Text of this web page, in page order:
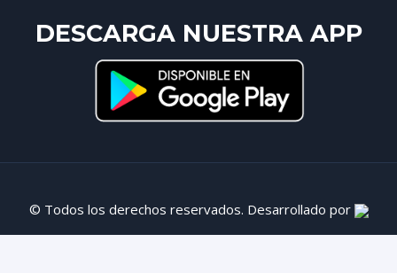
DESCARGA NUESTRA APP
© Todos los derechos reservados. Desarrollado por